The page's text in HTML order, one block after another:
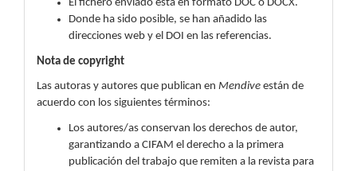
El fichero enviado está en formato DOC o DOCX.
Donde ha sido posible, se han añadido las
direcciones web y el DOI en las referencias.
Nota de copyright
Las autoras y autores que publican en Mendive están de
acuerdo con los siguientes términos:
Los autores/as conservan los derechos de autor,
garantizando a CIFAM el derecho a la primera
publicación del trabajo que remiten a la revista para